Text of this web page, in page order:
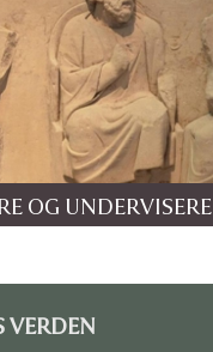
OG UNDERVISERE
VERDEN